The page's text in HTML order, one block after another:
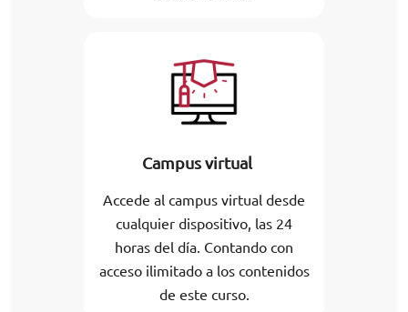
Campus virtual
Accede al campus virtual desde
cualquier dispositivo, las 24
horas del día. Contando con
acceso ilimitado a los contenidos
de este curso.